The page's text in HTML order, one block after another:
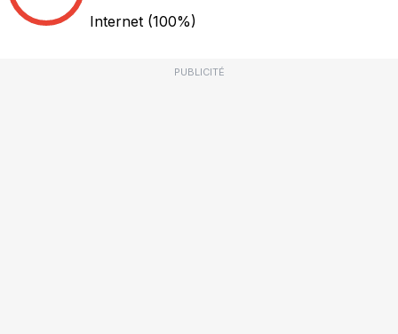
Internet (100%)
PUBLICITÉ